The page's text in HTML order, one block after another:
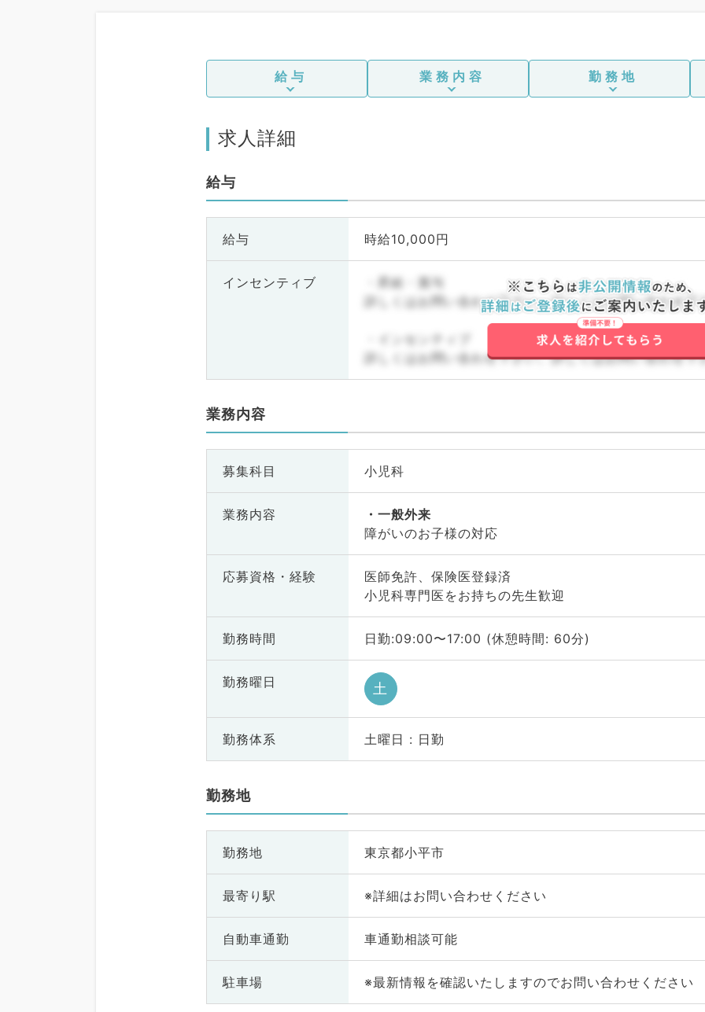
給与 業務内容 勤務地
求人詳細
給与
給与 時給10,000円
インセンティブ
・昇給・賞与
詳しくはお問い合わせ下さい。詳しくはお問い合わせ下
・インセンティブ
詳しくはお問い合わせ下さい。詳しくはお問い合わせ下
業務内容
募集科目 小児科
業務内容
一般外来
障がいのお子様の対応
応募資格・ 経験
医師免許、保険医登録済
小児科専門医をお持ちの先生歓迎
勤務時間 日勤:09:00〜17:00 (休憩時間: 60分)
勤務曜日 土
勤務体系 土曜日 : 日勤
勤務地
勤務地 東京都小平市
最寄り駅 ※詳細はお問い合わせください
自動車通勤 車通勤相談可能
駐車場 ※最新情報を確認いたしますのでお問い合わせください